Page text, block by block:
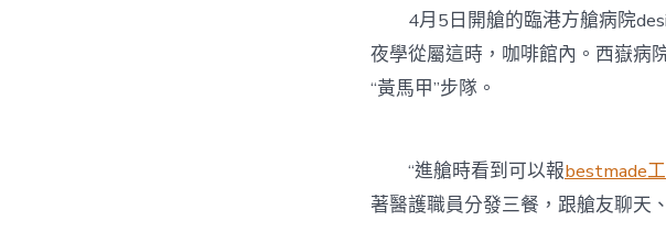
4月5日開艙的臨港方艙病院
夜學從屬這時，咖啡館內。西嶽病
“黃馬甲”步隊。
“進艙時看到可以報bestmade
著醫護職員分發三餐，跟艙友聊天